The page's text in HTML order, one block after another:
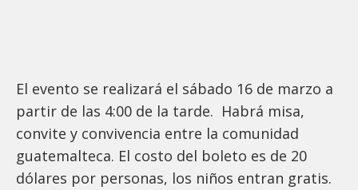
El evento se realizará el sábado 16 de marzo a
partir de las 4:00 de la tarde. Habrá misa,
convite y convivencia entre la comunidad
guatemalteca. El costo del boleto es de 20
dólares por personas, los niños entran gratis.